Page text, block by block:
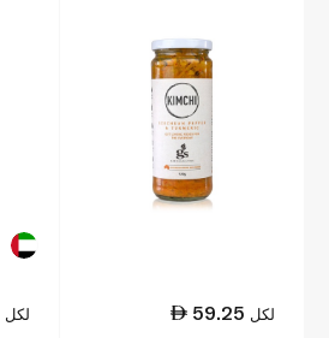
59.25 لكل
لكل